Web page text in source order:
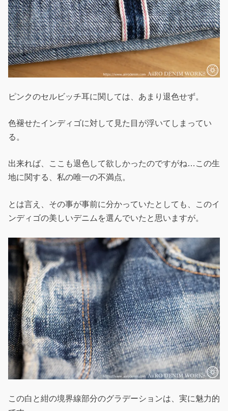
ピンクのセルビッチ耳に関しては、あまり退色せず。
色褪せたインディゴに対して見た目が浮いてしまってい
る。
出来れば、ここも退色して欲しかったのですがね…この生
地に関する、私の唯一の不満点。
とは言え、その事が事前に分かっていたとしても、このイ
ンディゴの美しいデニムを選んでいたと思いますが。
この白と紺の境界線部分のグラデーションは、実に魅力的